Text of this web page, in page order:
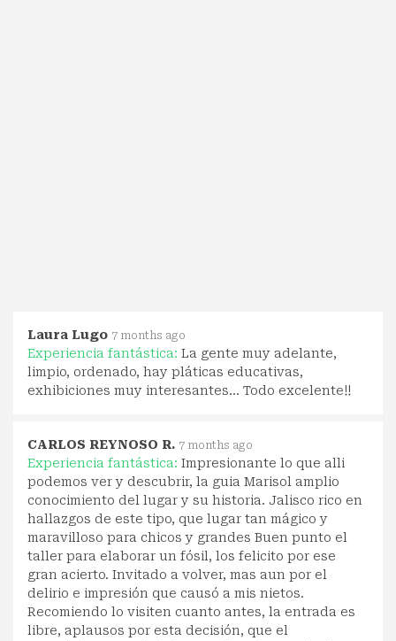
Laura Lugo 7 months ago
Experiencia fantástica: La gente muy adelante,
limpio, ordenado, hay pláticas educativas,
exhibiciones muy interesantes... Todo excelente!!
CARLOS REYNOSO R. 7 months ago
Experiencia fantástica: Impresionante lo que alli
podemos ver y descubrir, la guia Marisol amplio
conocimiento del lugar y su historia. Jalisco rico en
hallazgos de este tipo, que lugar tan mágico y
maravilloso para chicos y grandes Buen punto el
taller para elaborar un fósil, los felicito por ese
gran acierto. Invitado a volver, mas aun por el
delirio e impresión que causó a mis nietos.
Recomiendo lo visiten cuanto antes, la entrada es
libre, aplausos por esta decisión, que el